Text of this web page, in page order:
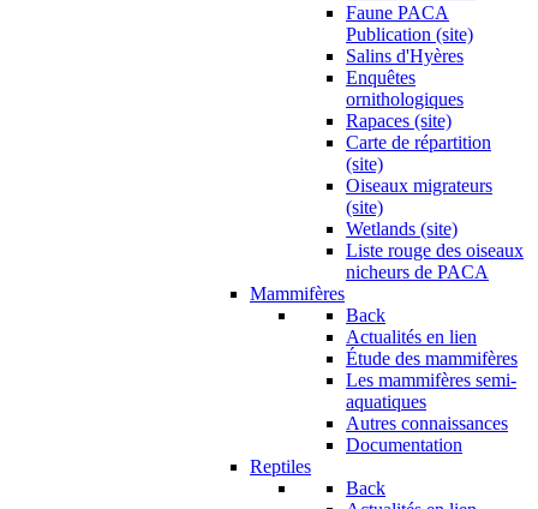
Faune PACA
Publication (site)
Salins d'Hyères
Enquêtes
ornithologiques
Rapaces (site)
Carte de répartition
(site)
Oiseaux migrateurs
(site)
Wetlands (site)
Liste rouge des oiseaux
nicheurs de PACA
Mammifères
Back
Actualités en lien
Étude des mammifères
Les mammifères semi-
aquatiques
Autres connaissances
Documentation
Reptiles
Back